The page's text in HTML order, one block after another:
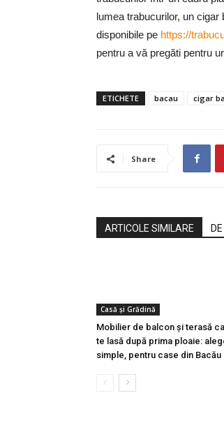
lumea trabucurilor, un
disponibile pe https://
pentru a vă pregăti pentru
ETICHETE bacau cigar
Share
ARTICOLE SIMILARE
Casă şi Grădină
Mobilier de balcon și terasă
te lasă după prima ploaie:
simple, pentru case din Bacău